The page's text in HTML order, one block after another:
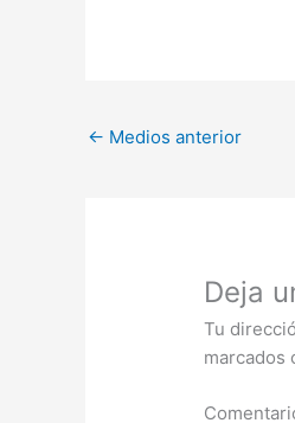
← Medios anterior
Deja
Tu
marcados